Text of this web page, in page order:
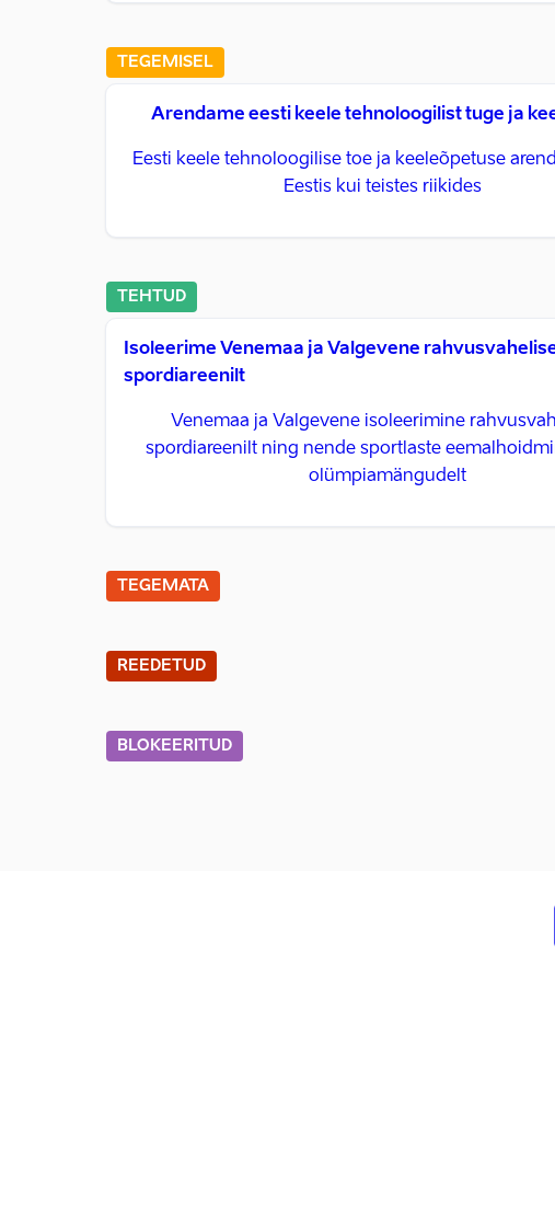
TEGEMISEL
Arendame eesti keele tehnoloogilist tuge ja
Eesti keele tehnoloogilise toe ja keeleõpetuse
Eestis kui teistes riikides
TEHTUD
Isoleerime Venemaa ja Valgevene
spordiareenilt
Venemaa ja Valgevene isoleerimine
spordiareenilt ning nende sportlaste
olümpiamängudelt
TEGEMATA
REEDETUD
BLOKEERITUD